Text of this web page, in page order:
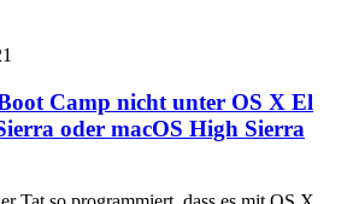
Camp nicht unter OS X El
oder macOS High Sierra